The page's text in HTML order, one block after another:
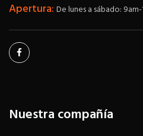
Apertura: De lunes a sábado:
Nuestra compañía